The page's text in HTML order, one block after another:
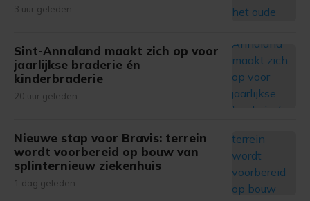
3 uur geleden
Sint-Annaland maakt zich op voor
jaarlijkse braderie én
kinderbraderie
20 uur geleden
Nieuwe stap voor Bravis: terrein
wordt voorbereid op bouw van
splinternieuw ziekenhuis
1 dag geleden